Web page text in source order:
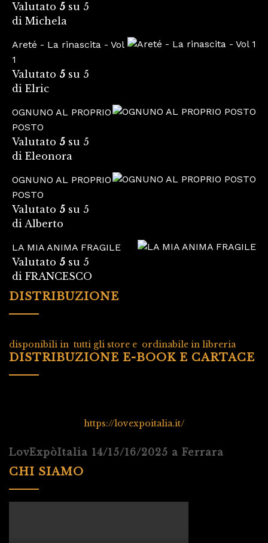
Valutato 5 su 5
di Michela
Areté - La rinascita - Vol
1
Valutato 5 su 5
di Elric
OGNUNO AL PROPRIO
POSTO
Valutato 5 su 5
di Eleonora
OGNUNO AL PROPRIO
POSTO
Valutato 5 su 5
di Alberto
LA MIA ANIMA FRAGILE
Valutato 5 su 5
di FRANCESCO
DISTRIBUZIONE
disponibili in tutti gli store e ordinabile in libreria
DISTRIBUZIONE E-BOOK E CARTACE
https://lovexpoitalia.it/
LovExpòItalia 14/15/16/2025 a Ferrara
CHI SIAMO